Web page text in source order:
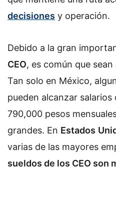
decisiones y operación.
Debido a la gran
CEO, es común que
Tan solo en México,
pueden alcanzar
790,000 pesos
grandes. En Estados
varias de las mayores
sueldos de los CEO son